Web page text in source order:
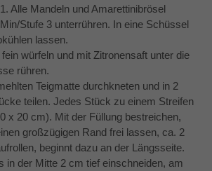
Alle Mandeln und Amarettinibrösel
Stufe 3 unterrühren. In eine Schüssel
lassen.
würfeln und mit Zitronensaft unter die
rühren.
Teigmatte durchkneten und in 2
teilen. Jedes Stück zu einem Streifen
x 20 cm). Mit der Füllung bestreichen,
großzügigen Rand frei lassen, ca. 2
beginnt dazu an der Längsseite.
in der Mitte 2 cm tief einschneiden, am